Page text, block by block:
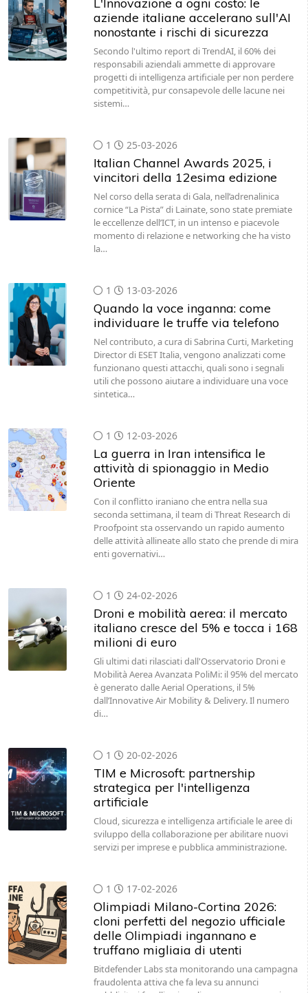
aziende italiane accelerano sull'AI
nonostante i rischi di sicurezza
Secondo l'ultimo report di TrendAI, il 60% dei
responsabili aziendali ammette di approvare
progetti di intelligenza artificiale per non perdere
competitività, pur consapevole delle lacune nei
sistemi…
1 25-03-2026
Italian Channel Awards 2025, i
vincitori della 12esima edizione
Nel corso della serata di Gala, nell’adrenalinica
cornice “La Pista” di Lainate, sono state premiate
le eccellenze dell’ICT, in un intenso e piacevole
momento di relazione e networking che ha visto
la…
1 13-03-2026
Quando la voce inganna: come
individuare le truffe via telefono
Nel contributo, a cura di Sabrina Curti, Marketing
Director di ESET Italia, vengono analizzati come
funzionano questi attacchi, quali sono i segnali
utili che possono aiutare a individuare una voce
sintetica…
1 12-03-2026
La guerra in Iran intensifica le
attività di spionaggio in Medio
Oriente
Con il conflitto iraniano che entra nella sua
seconda settimana, il team di Threat Research di
Proofpoint sta osservando un rapido aumento
delle attività allineate allo stato che prende di mira
enti governativi…
1 24-02-2026
Droni e mobilità aerea: il mercato
italiano cresce del 5% e tocca i 168
milioni di euro
Gli ultimi dati rilasciati dall'Osservatorio Droni e
Mobilità Aerea Avanzata PoliMi: il 95% del mercato
è generato dalle Aerial Operations, il 5%
dall’Innovative Air Mobility & Delivery. Il numero
di…
1 20-02-2026
TIM e Microsoft: partnership
strategica per l'intelligenza
artificiale
Cloud, sicurezza e intelligenza artificiale le aree di
sviluppo della collaborazione per abilitare nuovi
servizi per imprese e pubblica amministrazione.
1 17-02-2026
Olimpiadi Milano-Cortina 2026:
cloni perfetti del negozio ufficiale
delle Olimpiadi ingannano e
truffano migliaia di utenti
Bitdefender Labs sta monitorando una campagna
fraudolenta attiva che fa leva su annunci